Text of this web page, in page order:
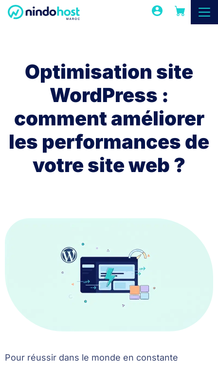
Optimisation site
WordPress :
comment améliorer
les performances de
votre site web ?
Pour réussir dans le monde en constante